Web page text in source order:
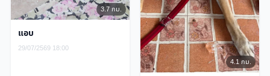
3.7 กม.
แอบ
29/07/2569 18:00
4.1 กม.